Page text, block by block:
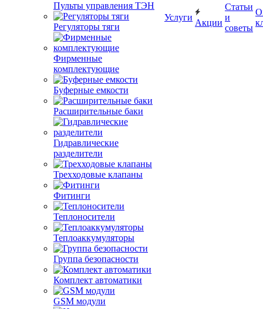
Пульты управления ТЭН
Регуляторы тяги
Фирменные
комплектующие
Буферные емкости
Расширительные баки
Гидравлические
разделители
Трехходовые клапаны
Фитинги
Теплоносители
Теплоаккумуляторы
Группа безопасности
Комплект автоматики
GSM модули
Услуги
Акции
Статьи
и
советы